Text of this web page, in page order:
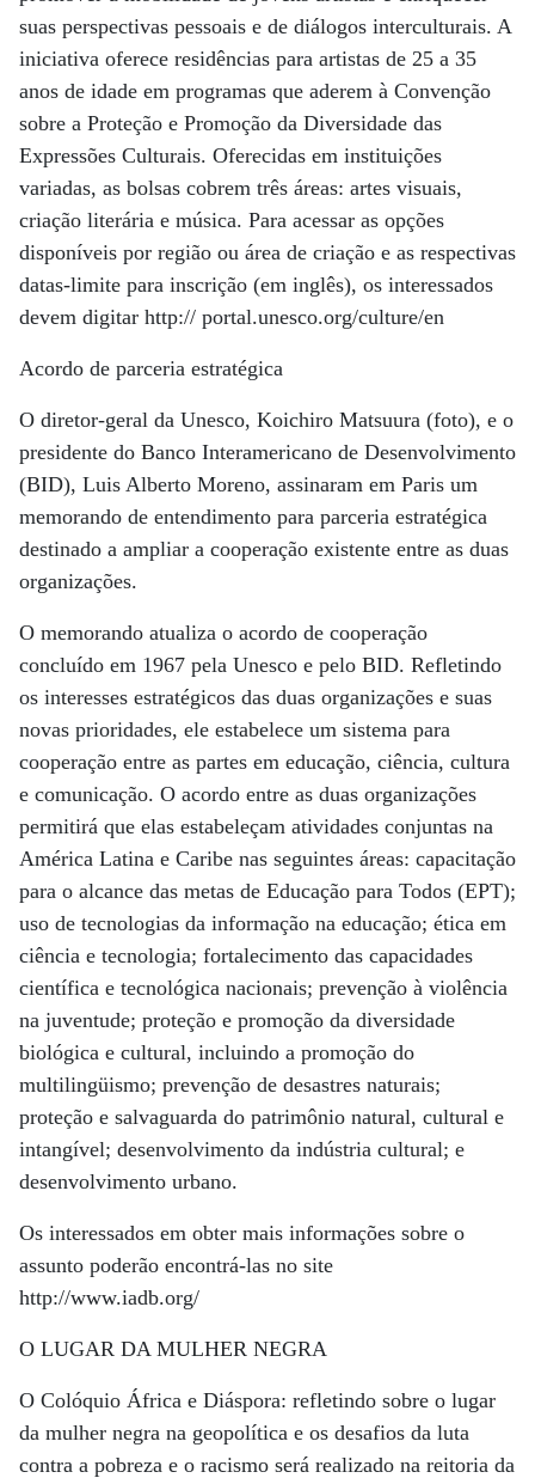
suas perspectivas pessoais e de diálogos interculturais. A
iniciativa oferece residências para artistas de 25 a 35
anos de idade em programas que aderem à Convenção
sobre a Proteção e Promoção da Diversidade das
Expressões Culturais. Oferecidas em instituições
variadas, as bolsas cobrem três áreas: artes visuais,
criação literária e música. Para acessar as opções
disponíveis por região ou área de criação e as respectivas
datas-limite para inscrição (em inglês), os interessados
devem digitar http:// portal.unesco.org/culture/en
Acordo de parceria estratégica
O diretor-geral da Unesco, Koichiro Matsuura (foto), e o
presidente do Banco Interamericano de Desenvolvimento
(BID), Luis Alberto Moreno, assinaram em Paris um
memorando de entendimento para parceria estratégica
destinado a ampliar a cooperação existente entre as duas
organizações.
O memorando atualiza o acordo de cooperação
concluído em 1967 pela Unesco e pelo BID. Refletindo
os interesses estratégicos das duas organizações e suas
novas prioridades, ele estabelece um sistema para
cooperação entre as partes em educação, ciência, cultura
e comunicação. O acordo entre as duas organizações
permitirá que elas estabeleçam atividades conjuntas na
América Latina e Caribe nas seguintes áreas: capacitação
para o alcance das metas de Educação para Todos (EPT);
uso de tecnologias da informação na educação; ética em
ciência e tecnologia; fortalecimento das capacidades
científica e tecnológica nacionais; prevenção à violência
na juventude; proteção e promoção da diversidade
biológica e cultural, incluindo a promoção do
multilingüismo; prevenção de desastres naturais;
proteção e salvaguarda do patrimônio natural, cultural e
intangível; desenvolvimento da indústria cultural; e
desenvolvimento urbano.
Os interessados em obter mais informações sobre o
assunto poderão encontrá-las no site
http://www.iadb.org/
O LUGAR DA MULHER NEGRA
O Colóquio África e Diáspora: refletindo sobre o lugar
da mulher negra na geopolítica e os desafios da luta
contra a pobreza e o racismo será realizado na reitoria da